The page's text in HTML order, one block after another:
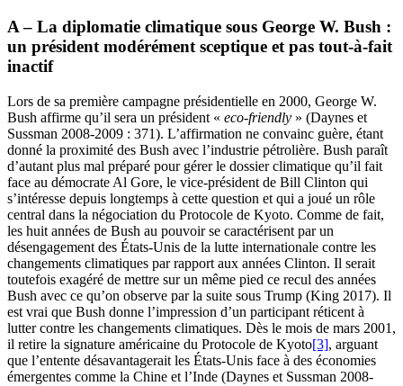
A – La diplomatie climatique sous George W. Bush :
un président modérément sceptique et pas tout-à-fait
inactif
Lors de sa première campagne présidentielle en 2000, George W.
Bush affirme qu’il sera un président « eco-friendly » (Daynes et
Sussman 2008-2009 : 371). L’affirmation ne convainc guère, étant
donné la proximité des Bush avec l’industrie pétrolière. Bush paraît
d’autant plus mal préparé pour gérer le dossier climatique qu’il fait
face au démocrate Al Gore, le vice-président de Bill Clinton qui
s’intéresse depuis longtemps à cette question et qui a joué un rôle
central dans la négociation du Protocole de Kyoto. Comme de fait,
les huit années de Bush au pouvoir se caractérisent par un
désengagement des États-Unis de la lutte internationale contre les
changements climatiques par rapport aux années Clinton. Il serait
toutefois exagéré de mettre sur un même pied ce recul des années
Bush avec ce qu’on observe par la suite sous Trump (King 2017). Il
est vrai que Bush donne l’impression d’un participant réticent à
lutter contre les changements climatiques. Dès le mois de mars 2001,
il retire la signature américaine du Protocole de Kyoto[3], arguant
que l’entente désavantagerait les États-Unis face à des économies
émergentes comme la Chine et l’Inde (Daynes et Sussman 2008-